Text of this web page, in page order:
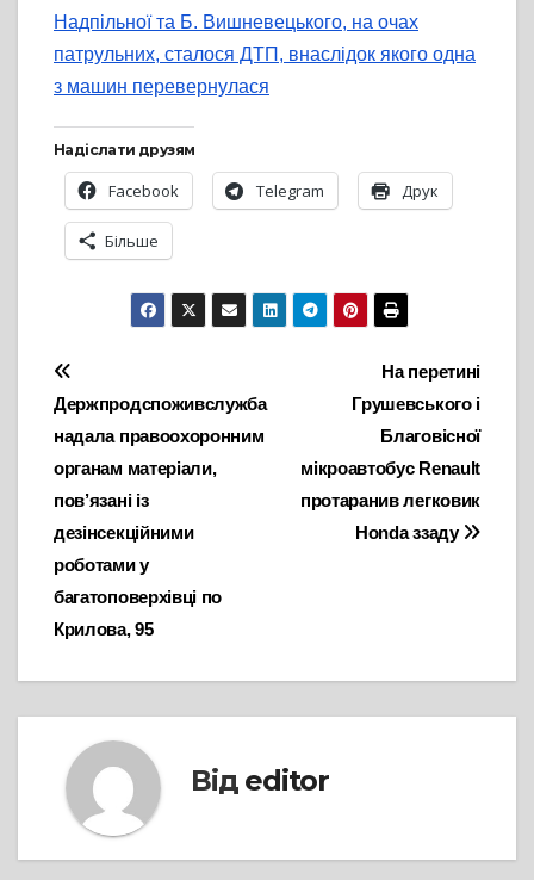
Надпільної та Б. Вишневецького, на очах
патрульних, сталося ДТП, внаслідок якого одна
з машин перевернулася
Надіслати друзям
Facebook Telegram Друк
Більше
Навігація
записів
На перетині
Грушевського і
Благовісної
мікроавтобус Renault
протаранив легковик
Honda ззаду
Держпродспоживслужба
надала правоохоронним
органам матеріали,
пов’язані із
дезінсекційними
роботами у
багатоповерхівці по
Крилова, 95
Від editor